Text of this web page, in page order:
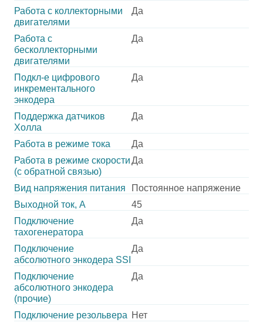
Работа с коллекторными
двигателями
Да
Работа с
бесколлекторными
двигателями
Да
Подкл-е цифрового
инкрементального
энкодера
Да
Поддержка датчиков
Холла
Да
Работа в режиме тока
Да
Работа в режиме скорости
(с обратной связью)
Да
Вид напряжения питания
Постоянное напряжение
Выходной ток, А
45
Подключение
тахогенератора
Да
Подключение
абсолютного энкодера SSI
Да
Подключение
абсолютного энкодера
(прочие)
Да
Подключение резольвера Нет